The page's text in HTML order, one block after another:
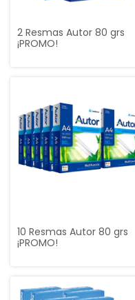
2 Resmas Autor 80 grs
¡PROMO!
10 Resmas Autor 80 grs
¡PROMO!